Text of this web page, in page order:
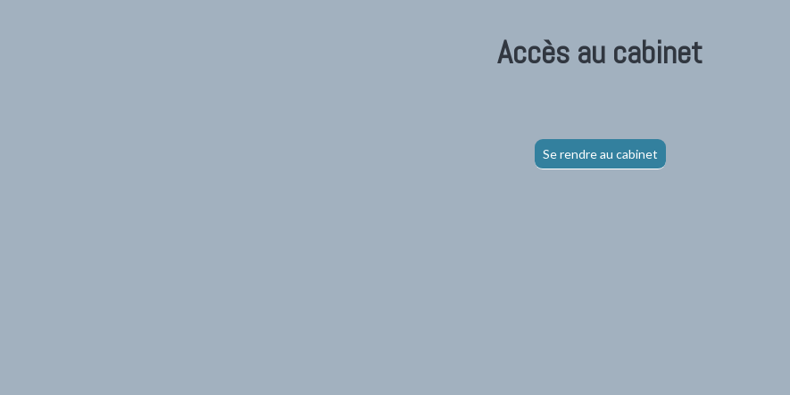
Accès au cabinet
Se rendre au cabinet